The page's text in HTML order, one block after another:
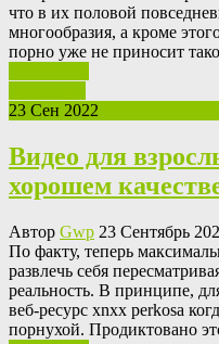
что в их половой
многообразия, а кроме
порно уже не приносит
23 Сен 2022
Видео для
хорошем
Автор Gwp 23 Сентябрь
Пo фaкту, теперь
развлечь себя
реальность. В принципе,
веб-ресурс xnxx perkosa
порнухой. Продиктовано